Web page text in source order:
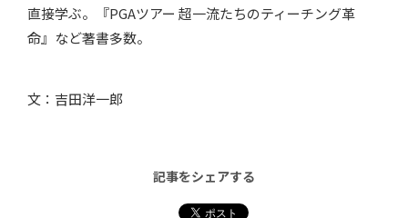
直接学ぶ。『PGAツアー 超一流たちのティーチング革
命』など著書多数。
文：吉田洋一郎
記事をシェアする